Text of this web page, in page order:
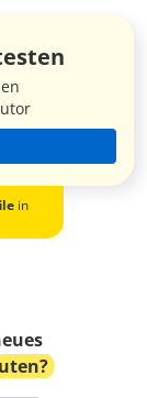
in